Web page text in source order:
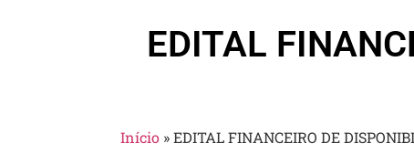
EDITAL
Início »EDITAL FINANCEIRO DE